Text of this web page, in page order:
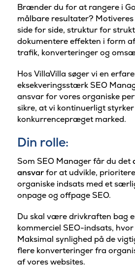
Brænder du for at rangere i
målbare resultater?
side for side, struktur for
dokumentere effekten i form
trafik, konverteringer og
Hos VillaVilla søger vi en
eksekveringsstærk SEO
ansvar for vores organiske
sikre, at vi kontinuerligt
konkurrencepræget marked.
Din rolle:
Som SEO Manager får du det
ansvarfor at udvikle,
organiske indsats med et
onpage og offpage SEO.
Du skal være drivkraften bag
kommerciel SEO-indsats,
Maksimal synlighed på de
flere konverteringer fra
af vores websites.